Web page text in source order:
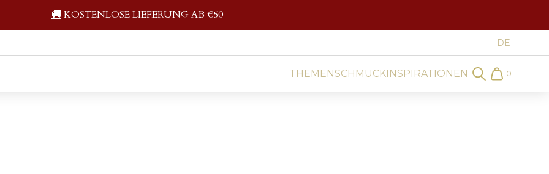
🚚KOSTENLOSE LIEFERUNG AB €50
THEMENSCHMUCKINSPIRATIONEN Search
Cart
0